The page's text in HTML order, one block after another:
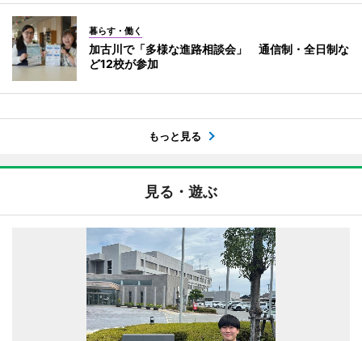
暮らす・働く
加古川で「多様な進路相談会」 通信制・全日制な
ど12校が参加
もっと見る
見る・遊ぶ